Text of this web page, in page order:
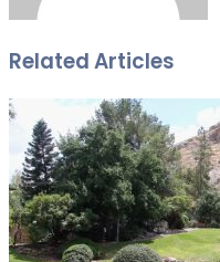
Related Articles